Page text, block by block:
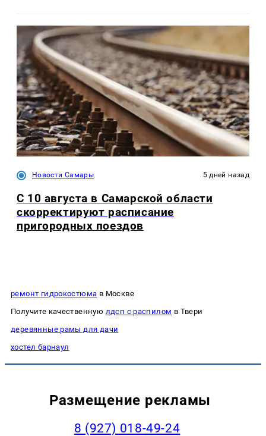
Новости Самары 5 дней назад
С 10 августа в Самарской области
скорректируют расписание
пригородных поездов
ремонт гидрокостюма в Москве
Получите качественную лдсп с распилом в Твери
деревянные рамы для дачи
хостел барнаул
Размещение рекламы
8 (927) 018-49-24